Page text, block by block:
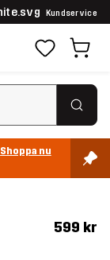
Kundservice
Shoppa nu
599 kr